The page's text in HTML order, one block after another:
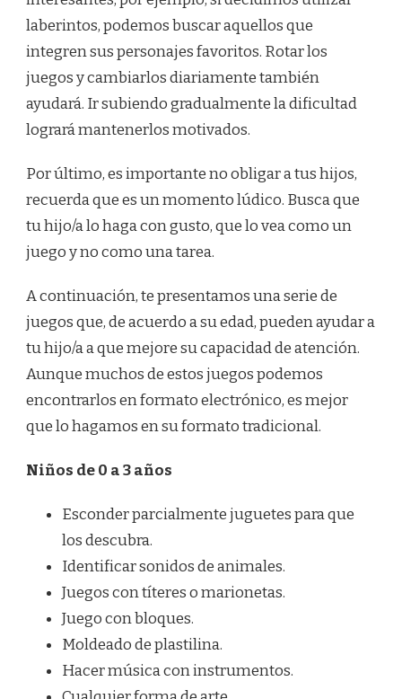
laberintos, podemos buscar aquellos que
integren sus personajes favoritos. Rotar los
juegos y cambiarlos diariamente también
ayudará. Ir subiendo gradualmente la dificultad
logrará mantenerlos motivados.
Por último, es importante no obligar a tus hijos,
recuerda que es un momento lúdico. Busca que
tu hijo/a lo haga con gusto, que lo vea como un
juego y no como una tarea.
A continuación, te presentamos una serie de
juegos que, de acuerdo a su edad, pueden ayudar a
tu hijo/a a que mejore su capacidad de atención.
Aunque muchos de estos juegos podemos
encontrarlos en formato electrónico, es mejor
que lo hagamos en su formato tradicional.
Niños de 0 a 3 años
Esconder parcialmente juguetes para que
los descubra.
Identificar sonidos de animales.
Juegos con títeres o marionetas.
Juego con bloques.
Moldeado de plastilina.
Hacer música con instrumentos.